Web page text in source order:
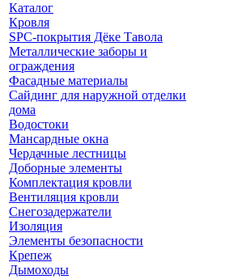
Каталог
Кровля
SPC-покрытия Дёке Тавола
Металлические заборы и
ограждения
Фасадные материалы
Сайдинг для наружной отделки
дома
Водостоки
Мансардные окна
Чердачные лестницы
Доборные элементы
Комплектация кровли
Вентиляция кровли
Снегозадержатели
Изоляция
Элементы безопасности
Крепеж
Дымоходы